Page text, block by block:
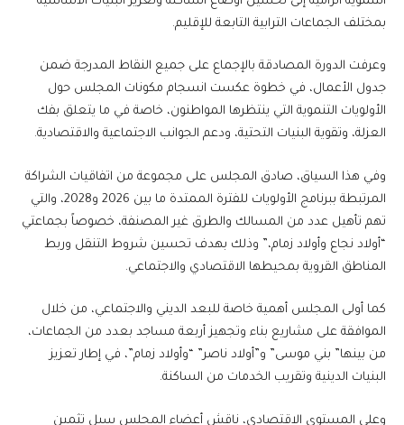
بمختلف الجماعات الترابية التابعة للإقليم.
وعرفت الدورة المصادقة بالإجماع على جميع النقاط المدرجة ضمن
جدول الأعمال، في خطوة عكست انسجام مكونات المجلس حول
الأولويات التنموية التي ينتظرها المواطنون، خاصة في ما يتعلق بفك
العزلة، وتقوية البنيات التحتية، ودعم الجوانب الاجتماعية والاقتصادية.
وفي هذا السياق، صادق المجلس على مجموعة من اتفاقيات الشراكة
المرتبطة ببرنامج الأولويات للفترة الممتدة ما بين 2026 و2028، والتي
تهم تأهيل عدد من المسالك والطرق غير المصنفة، خصوصاً بجماعتي
“أولاد نجاع وأولاد زمام،” وذلك بهدف تحسين شروط التنقل وربط
المناطق القروية بمحيطها الاقتصادي والاجتماعي.
كما أولى المجلس أهمية خاصة للبعد الديني والاجتماعي، من خلال
الموافقة على مشاريع بناء وتجهيز أربعة مساجد بعدد من الجماعات،
من بينها” بني موسى” و”أولاد ناصر” “وأولاد زمام”، في إطار تعزيز
البنيات الدينية وتقريب الخدمات من الساكنة.
وعلى المستوى الاقتصادي، ناقش أعضاء المجلس سبل تثمين